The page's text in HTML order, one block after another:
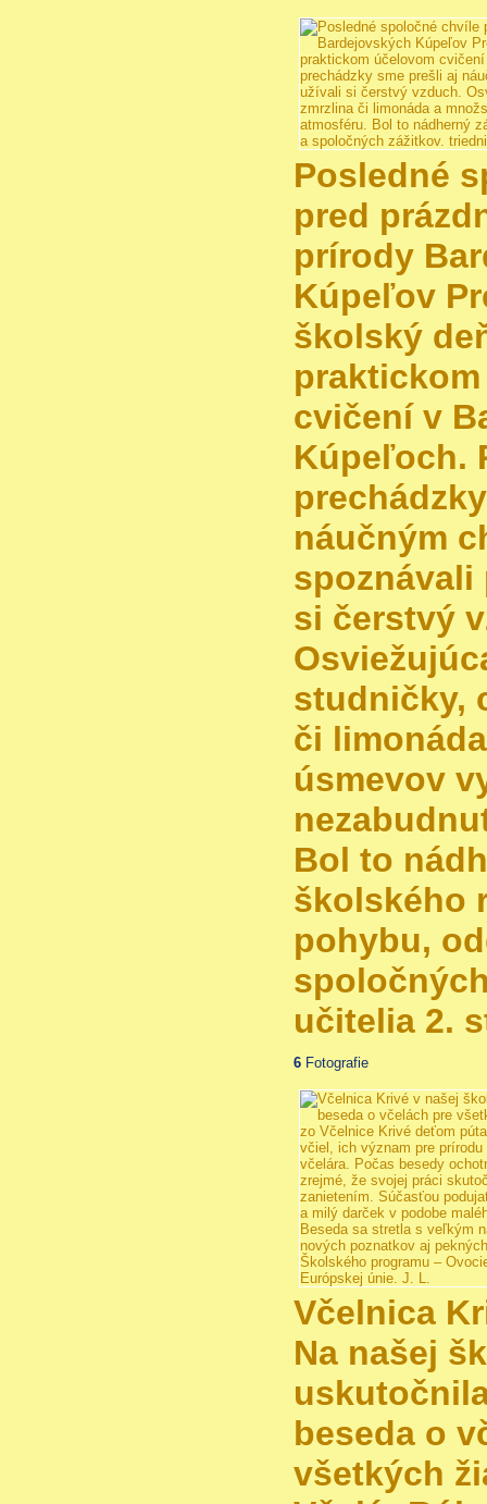
Posledné
pred
prírody
Kúpeľov
školský
cvičení v
Kúpeľoch.
náučným
spoznávali
si čerstvý
studničky,
či
úsmevov
Bol to
školského
pohybu,
učitelia 2.
6 Fotografie
Včelnica
Na našej
beseda o
všetkých